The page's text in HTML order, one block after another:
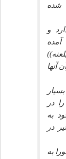
شده
و
آنها
در
به
در
به